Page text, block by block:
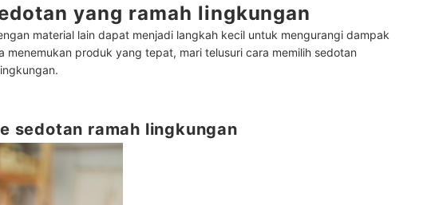
yang ramah lingkungan
material lain dapat menjadi langkah kecil untuk mengurangi dampak
menemukan produk yang tepat, mari telusuri cara memilih sedotan
sedotan ramah lingkungan